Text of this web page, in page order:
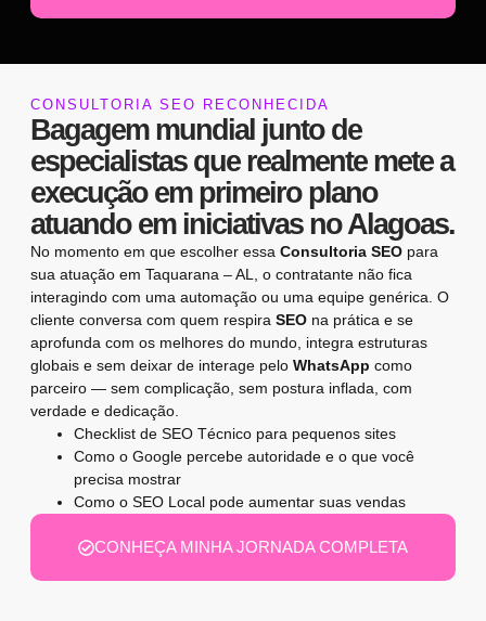
CONSULTORIA SEO RECONHECIDA
Bagagem mundial junto de
especialistas que realmente mete a
execução em primeiro plano
atuando em iniciativas no Alagoas.
No momento em que escolher essa Consultoria SEO para
sua atuação em Taquarana – AL, o contratante não fica
interagindo com uma automação ou uma equipe genérica. O
cliente conversa com quem respira SEO na prática e se
aprofunda com os melhores do mundo, integra estruturas
globais e sem deixar de interage pelo WhatsApp como
parceiro — sem complicação, sem postura inflada, com
verdade e dedicação.
Checklist de SEO Técnico para pequenos sites
Como o Google percebe autoridade e o que você
precisa mostrar
Como o SEO Local pode aumentar suas vendas
CONHEÇA MINHA JORNADA COMPLETA